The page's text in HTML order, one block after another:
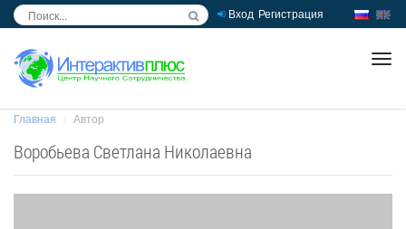
Вход Регистрация
Главная Автор
Воробьева Светлана Николаевна